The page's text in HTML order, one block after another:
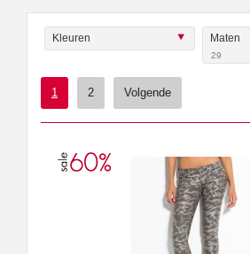
Kleuren Maten
29
1 2 Volgende